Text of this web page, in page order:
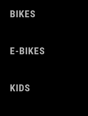
BIKES
E-BIKES
KIDS